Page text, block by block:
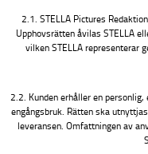
2.1. STELLA Pictures
Upphovsrätten åvilas STELLA
vilken STELLA representerar
2.2. Kunden erhåller en
engångsbruk. Rätten ska
leveransen. Omfattningen av